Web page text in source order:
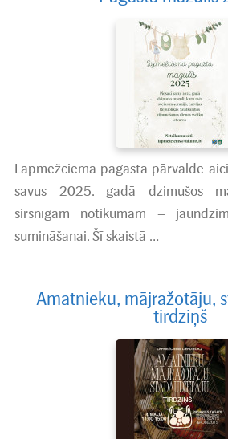
Lapmežciema pagasta pārvalde
savus 2025. gadā dzimušos
sirsnīgam notikumam –
sumināšanai. Šī skaistā …
Amatnieku, mājražotāju,
tirdziņš